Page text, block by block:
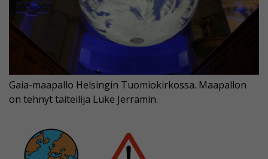
Gaia-maapallo Helsingin Tuomiokirkossa. Maapallon
on tehnyt taiteilija Luke Jerramin.